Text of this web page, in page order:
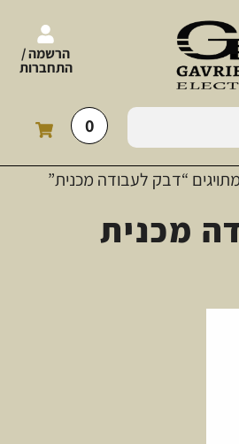
הרשמה /
התחברות
0
“דבק לעבודה מכנית”
מכנית